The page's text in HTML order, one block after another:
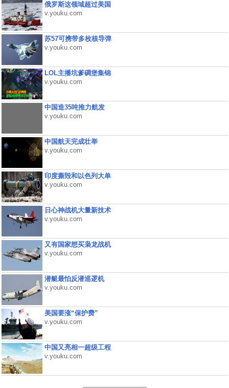
俄罗斯这领域超过美国
v.youku.com
苏57可携带多枚核导弹
v.youku.com
LOL主播坑爹碉堡集锦
v.youku.com
中国造35吨推力航发
v.youku.com
中国航天完成壮举
v.youku.com
印度撕毁和以色列大单
v.youku.com
日心神战机大量新技术
v.youku.com
又有国家想买枭龙战机
v.youku.com
潜艇最怕反潜巡逻机
v.youku.com
美国要涨“保护费”
v.youku.com
中国又亮相一超级工程
v.youku.com